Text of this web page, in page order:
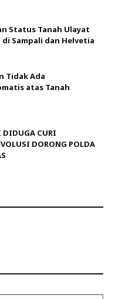
Status Tanah Ulayat
Sampali dan Helvetia
Tidak Ada
atas Tanah
CURI
DORONG POLDA